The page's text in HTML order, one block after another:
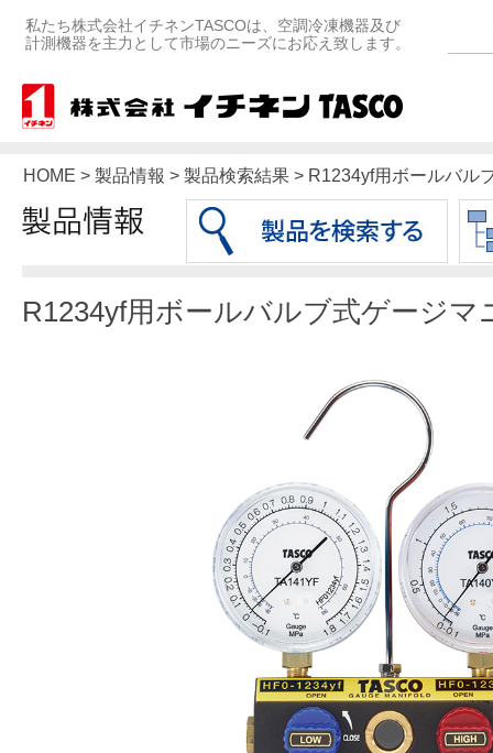
私たち株式会社イチネンTASCOは、空調冷凍機器及び
計測機器を主力として市場のニーズにお応え致します。
HOME > 製品情報 > 製品検索結果 > R1234yf用ボールバル
R1234yf用ボールバルブ式ゲージ